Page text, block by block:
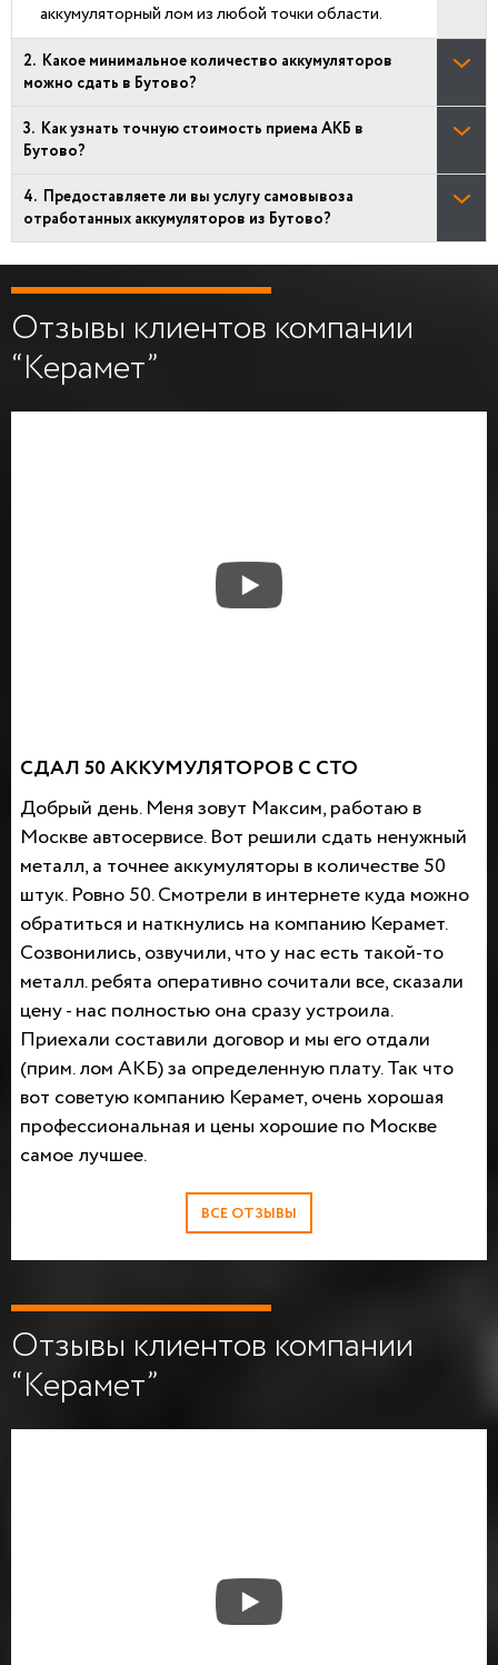
аккумуляторный лом из любой точки области.
Какое минимальное количество аккумуляторов
можно сдать в Бутово?
Как узнать точную стоимость приема АКБ в
Бутово?
Предоставляете ли вы услугу самовывоза
отработанных аккумуляторов из Бутово?
Отзывы клиентов компании
“Керамет”
СДАЛ 50 АККУМУЛЯТОРОВ С СТО
Добрый день. Меня зовут Максим, работаю в
Москве автосервисе. Вот решили сдать ненужный
металл, а точнее аккумуляторы в количестве 50
штук. Ровно 50. Смотрели в интернете куда можно
обратиться и наткнулись на компанию Керамет.
Созвонились, озвучили, что у нас есть такой-то
металл. ребята оперативно сочитали все, сказали
цену - нас полностью она сразу устроила.
Приехали составили договор и мы его отдали
(прим. лом АКБ) за определенную плату. Так что
вот советую компанию Керамет, очень хорошая
профессиональная и цены хорошие по Москве
самое лучшее.
ВСЕ ОТЗЫВЫ
Отзывы клиентов компании
“Керамет”